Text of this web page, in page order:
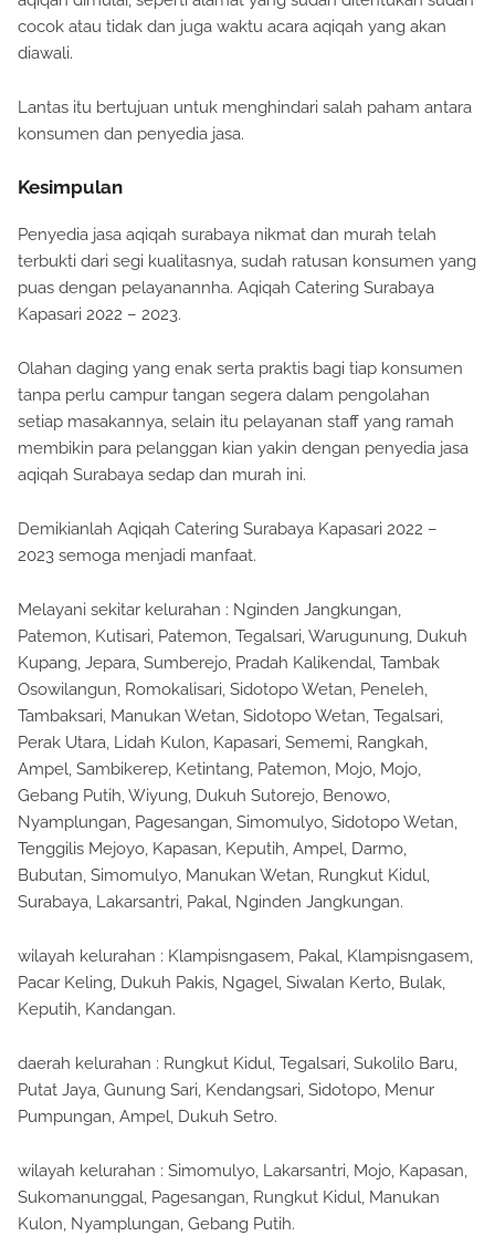
cocok atau tidak dan juga waktu acara aqiqah yang akan
diawali.
Lantas itu bertujuan untuk menghindari salah paham antara
konsumen dan penyedia jasa.
Kesimpulan
Penyedia jasa aqiqah surabaya nikmat dan murah telah
terbukti dari segi kualitasnya, sudah ratusan konsumen yang
puas dengan pelayanannha. Aqiqah Catering Surabaya
Kapasari 2022 – 2023.
Olahan daging yang enak serta praktis bagi tiap konsumen
tanpa perlu campur tangan segera dalam pengolahan
setiap masakannya, selain itu pelayanan staff yang ramah
membikin para pelanggan kian yakin dengan penyedia jasa
aqiqah Surabaya sedap dan murah ini.
Demikianlah Aqiqah Catering Surabaya Kapasari 2022 –
2023 semoga menjadi manfaat.
Melayani sekitar kelurahan : Nginden Jangkungan,
Patemon, Kutisari, Patemon, Tegalsari, Warugunung, Dukuh
Kupang, Jepara, Sumberejo, Pradah Kalikendal, Tambak
Osowilangun, Romokalisari, Sidotopo Wetan, Peneleh,
Tambaksari, Manukan Wetan, Sidotopo Wetan, Tegalsari,
Perak Utara, Lidah Kulon, Kapasari, Sememi, Rangkah,
Ampel, Sambikerep, Ketintang, Patemon, Mojo, Mojo,
Gebang Putih, Wiyung, Dukuh Sutorejo, Benowo,
Nyamplungan, Pagesangan, Simomulyo, Sidotopo Wetan,
Tenggilis Mejoyo, Kapasan, Keputih, Ampel, Darmo,
Bubutan, Simomulyo, Manukan Wetan, Rungkut Kidul,
Surabaya, Lakarsantri, Pakal, Nginden Jangkungan.
wilayah kelurahan : Klampisngasem, Pakal, Klampisngasem,
Pacar Keling, Dukuh Pakis, Ngagel, Siwalan Kerto, Bulak,
Keputih, Kandangan.
daerah kelurahan : Rungkut Kidul, Tegalsari, Sukolilo Baru,
Putat Jaya, Gunung Sari, Kendangsari, Sidotopo, Menur
Pumpungan, Ampel, Dukuh Setro.
wilayah kelurahan : Simomulyo, Lakarsantri, Mojo, Kapasan,
Sukomanunggal, Pagesangan, Rungkut Kidul, Manukan
Kulon, Nyamplungan, Gebang Putih.